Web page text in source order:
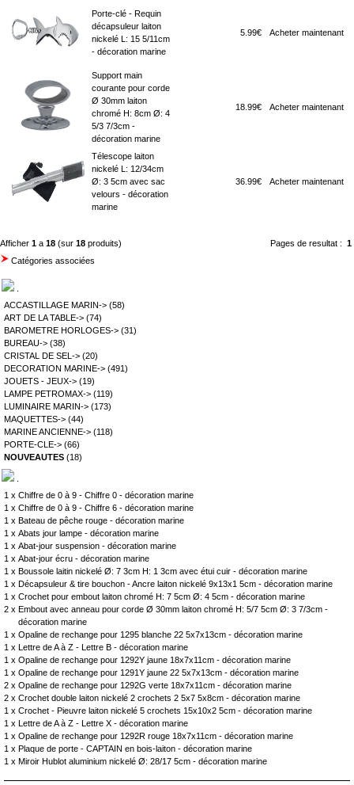
Porte-clé - Requin
décapsuleur laiton
nickelé L: 15 5/11cm
- décoration marine
5.99€ Acheter maintenant
Support main
courante pour corde
Ø 30mm laiton
chromé H: 8cm Ø: 4
5/3 7/3cm -
décoration marine
18.99€ Acheter maintenant
Télescope laiton
nickelé L: 12/34cm
Ø: 3 5cm avec sac
velours - décoration
marine
36.99€ Acheter maintenant
Pages de resultat : 1
Afficher 1 a 18 (sur 18 produits)
Catégories associées
ACCASTILLAGE MARIN-> (58)
ART DE LA TABLE-> (74)
BAROMETRE HORLOGES-> (31)
BUREAU-> (38)
CRISTAL DE SEL-> (20)
DECORATION MARINE-> (491)
JOUETS - JEUX-> (19)
LAMPE PETROMAX-> (119)
LUMINAIRE MARIN-> (173)
MAQUETTES-> (44)
MARINE ANCIENNE-> (118)
PORTE-CLE-> (66)
NOUVEAUTES (18)
1 x Chiffre de 0 à 9 - Chiffre 0 - décoration marine
1 x Chiffre de 0 à 9 - Chiffre 6 - décoration marine
1 x Bateau de pêche rouge - décoration marine
1 x Abats jour lampe - décoration marine
1 x Abat-jour suspension - décoration marine
1 x Abat-jour écru - décoration marine
1 x Boussole laitin nickelé Ø: 7 3cm H: 1 3cm avec étui cuir - décoration marine
1 x Décapsuleur & tire bouchon - Ancre laiton nickelé 9x13x1 5cm - décoration marine
1 x Crochet pour embout laiton chromé H: 7 5cm Ø: 4 5cm - décoration marine
2 x Embout avec anneau pour corde Ø 30mm laiton chromé H: 5/7 5cm Ø: 3 7/3cm -
décoration marine
1 x Opaline de rechange pour 1295 blanche 22 5x7x13cm - décoration marine
1 x
Lettre de A à Z - Lettre B - décoration marine
1 x Opaline de rechange pour 1292Y jaune 18x7x11cm - décoration marine
1 x Opaline de rechange pour 1291Y jaune 22 5x7x13cm - décoration marine
2 x Opaline de rechange pour 1292G verte 18x7x11cm - décoration marine
2 x Crochet double laiton nickelé 2 crochets 2 5x7 5x8cm - décoration marine
1 x Crochet - Pieuvre laiton nickelé 5 crochets 15x10x2 5cm - décoration marine
1 x
Lettre de A à Z - Lettre X - décoration marine
1 x Opaline de rechange pour 1292R rouge 18x7x11cm - décoration marine
1 x Plaque de porte - CAPTAIN en bois-laiton - décoration marine
1 x Miroir Hublot aluminium nickelé Ø: 28/17 5cm - décoration marine